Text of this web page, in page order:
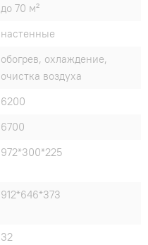
до 70 м²
настенные
обогрев, охлаждение,
очистка воздуха
6200
6700
972*300*225
912*646*373
32